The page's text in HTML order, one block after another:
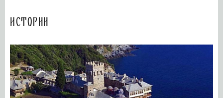
Истории